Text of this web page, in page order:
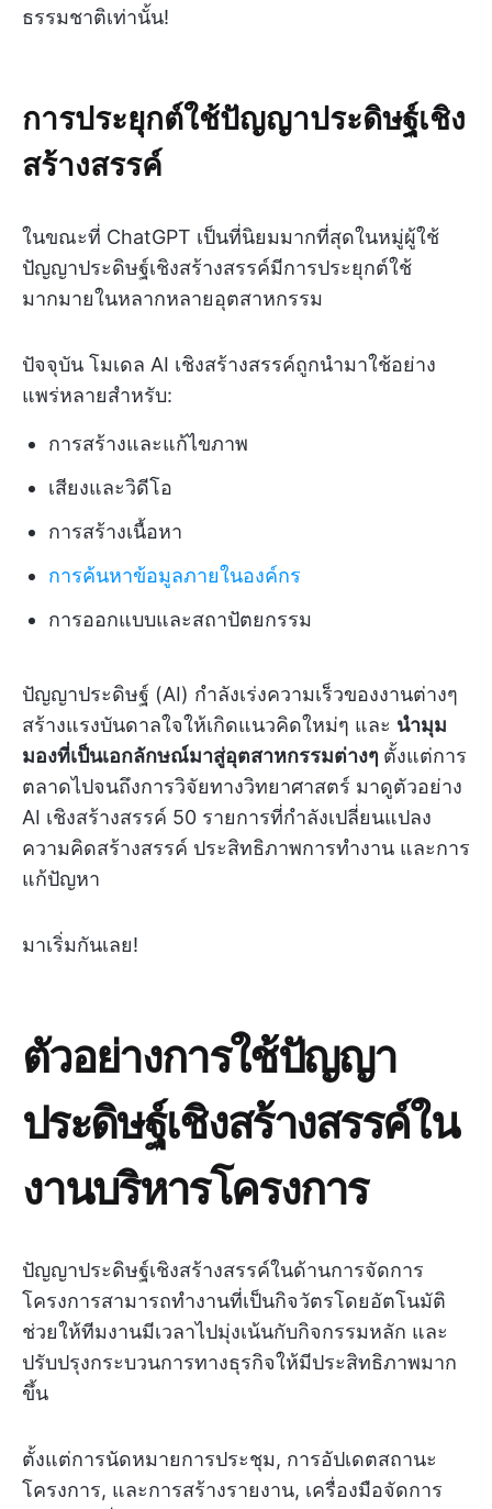
ธรรมชาติเท่านั้น!
การประยุกต์ใช้ปัญญาประดิษฐ์เชิง
สร้างสรรค์
ในขณะที่ ChatGPT เป็นที่นิยมมากที่สุดในหมู่ผู้ใช้
ปัญญาประดิษฐ์เชิงสร้างสรรค์มีการประยุกต์ใช้
มากมายในหลากหลายอุตสาหกรรม
ปัจจุบัน โมเดล AI เชิงสร้างสรรค์ถูกนำมาใช้อย่าง
แพร่หลายสำหรับ:
การสร้างและแก้ไขภาพ
เสียงและวิดีโอ
การสร้างเนื้อหา
การค้นหาข้อมูลภายในองค์กร
การออกแบบและสถาปัตยกรรม
ปัญญาประดิษฐ์ (AI) กำลังเร่งความเร็วของงานต่างๆ
สร้างแรงบันดาลใจให้เกิดแนวคิดใหม่ๆ และ นำมุม
มองที่เป็นเอกลักษณ์มาสู่อุตสาหกรรมต่างๆ ตั้งแต่การ
ตลาดไปจนถึงการวิจัยทางวิทยาศาสตร์ มาดูตัวอย่าง
AI เชิงสร้างสรรค์ 50 รายการที่กำลังเปลี่ยนแปลง
ความคิดสร้างสรรค์ ประสิทธิภาพการทำงาน และการ
แก้ปัญหา
มาเริ่มกันเลย!
ตัวอย่างการใช้ปัญญา
ประดิษฐ์เชิงสร้างสรรค์ใน
งานบริหารโครงการ
ปัญญาประดิษฐ์เชิงสร้างสรรค์ในด้านการจัดการ
โครงการสามารถทำงานที่เป็นกิจวัตรโดยอัตโนมัติ
ช่วยให้ทีมงานมีเวลาไปมุ่งเน้นกับกิจกรรมหลัก และ
ปรับปรุงกระบวนการทางธุรกิจให้มีประสิทธิภาพมาก
ขึ้น
ตั้งแต่การนัดหมายการประชุม, การอัปเดตสถานะ
โครงการ, และการสร้างรายงาน, เครื่องมือจัดการ